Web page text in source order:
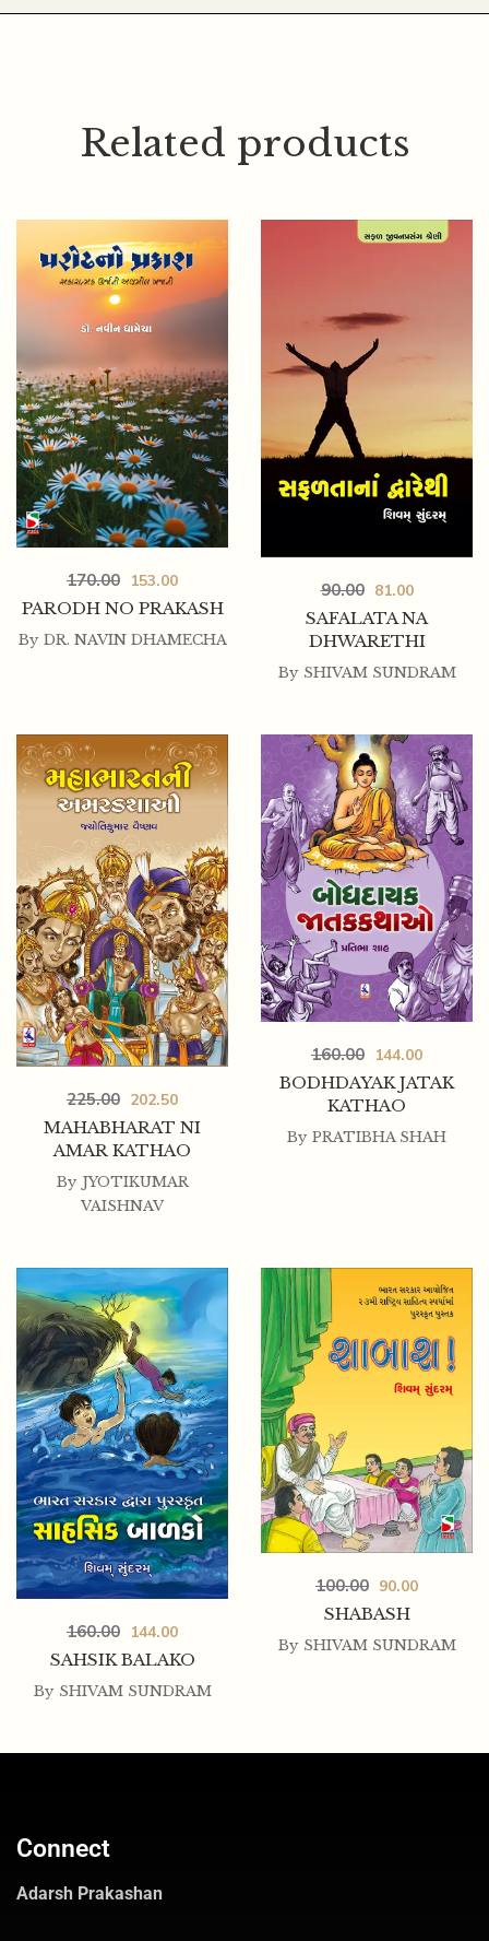
VISHWANI LOKKHAO COMBO
1,150.00 950.00
Related products
PARODH NO PRAKASH
170.00 153.00
By DR. NAVIN DHAMECHA
SAFALATA NA
DHWARETHI
90.00 81.00
By SHIVAM SUNDRAM
MAHABHARAT NI
AMAR KATHAO
225.00 202.50
By JYOTIKUMAR
VAISHNAV
BODHDAYAK JATAK
KATHAO
160.00 144.00
By PRATIBHA SHAH
SAHSIK BALAKO
160.00 144.00
By SHIVAM SUNDRAM
SHABASH
100.00 90.00
By SHIVAM SUNDRAM
Connect
Adarsh Prakashan